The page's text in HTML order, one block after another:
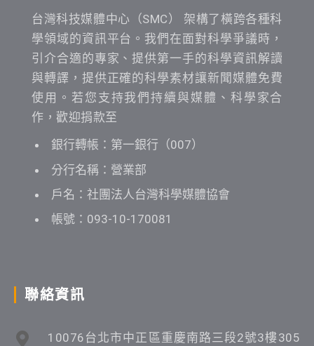
台灣科技媒體中心（SMC） 架構了橫跨各種科
學領域的資訊平台。我們在面對科學爭議時，
引介合適的專家、提供第一手的科學資訊解讀
與轉譯，提供正確的科學素材讓新聞媒體免費
使用。若您支持我們持續與媒體、科學家合
作，歡迎捐款至
銀行轉帳：第一銀行（007）
分行名稱：營業部
戶名：社團法人台灣科學媒體協會
帳號：093-10-170081
聯絡資訊
10076台北市中正區重慶南路三段2號3樓305